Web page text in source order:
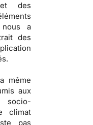
et des
a
des
.
même
aux
climat
pas